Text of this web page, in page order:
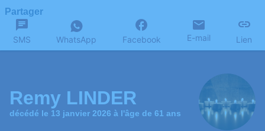
Partager
SMS WhatsApp Facebook E-mail Lien
Remy LINDER
décédé le 13 janvier 2026 à l'âge de 61 ans